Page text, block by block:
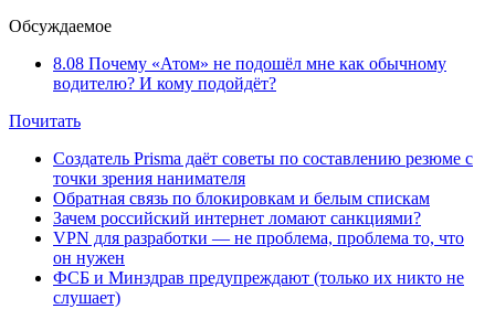
Обсуждаемое
8.08 Почему «Атом» не подошёл мне как обычному
водителю? И кому подойдёт?
Почитать
Создатель Prisma даёт советы по составлению резюме с
точки зрения нанимателя
Обратная связь по блокировкам и белым спискам
Зачем российский интернет ломают санкциями?
VPN для разработки — не проблема, проблема то, что
он нужен
ФСБ и Минздрав предупреждают (только их никто не
слушает)